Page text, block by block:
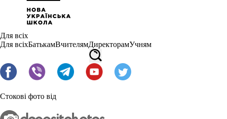
Для всіх
Для всіхБатькамВчителямДиректорамУчням
Стокові фото від